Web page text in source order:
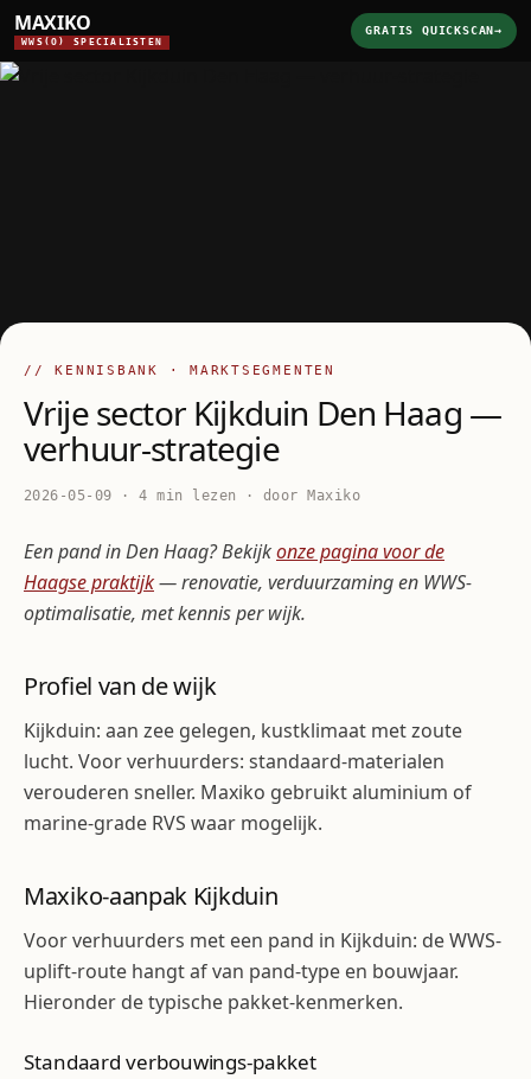
MAXIKO
WWS(O) SPECIALISTEN
GRATIS QUICKSCAN→
// KENNISBANK · MARKTSEGMENTEN
Vrije sector Kijkduin Den Haag —
verhuur-strategie
2026-05-09 · 4 min lezen · door Maxiko
Een pand in Den Haag? Bekijkonze pagina voor de
Haagse praktijk— renovatie, verduurzaming en WWS-
optimalisatie, met kennis per wijk.
Profiel van de wijk
Kijkduin: aan zee gelegen, kustklimaat met zoute
lucht. Voor verhuurders: standaard-materialen
verouderen sneller. Maxiko gebruikt aluminium of
marine-grade RVS waar mogelijk.
Maxiko-aanpak Kijkduin
Voor verhuurders met een pand in Kijkduin: de WWS-
uplift-route hangt af van pand-type en bouwjaar.
Hieronder de typische pakket-kenmerken.
Standaard verbouwings-pakket